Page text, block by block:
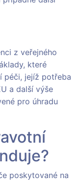
z veřejného
které
péči, jejíž potřeba
a další výše
pro úhradu
poskytované na